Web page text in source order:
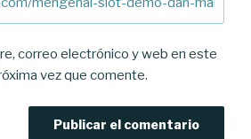
correo electrónico y web en este
vez que comente.